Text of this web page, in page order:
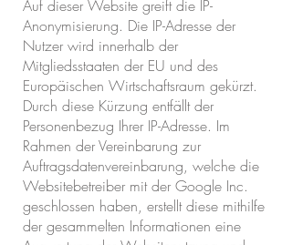
Auf dieser Website greift die IP-
Anonymisierung. Die IP-Adresse der
Nutzer wird innerhalb der
Mitgliedsstaaten der EU und des
Europäischen Wirtschaftsraum gekürzt.
Durch diese Kürzung entfällt der
Personenbezug Ihrer IP-Adresse. Im
Rahmen der Vereinbarung zur
Auftragsdatenvereinbarung, welche die
Websitebetreiber mit der Google Inc.
geschlossen haben, erstellt diese mithilfe
der gesammelten Informationen eine